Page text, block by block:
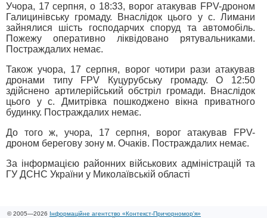
Учора, 17 серпня, о 18:33, ворог атакував FPV-дроном
Галицинівську громаду. Внаслідок цього у с. Лимани
зайнялися шість господарчих споруд та автомобіль.
Пожежу оперативно ліквідовано рятувальниками.
Постраждалих немає.
Також учора, 17 серпня, ворог чотири рази атакував
дронами типу FPV Куцурубську громаду. О 12:50
здійснено артилерійський обстріл громади. Внаслідок
цього у с. Дмитрівка пошкоджено вікна приватного
будинку. Постраждалих немає.
До того ж, учора, 17 серпня, ворог атакував FPV-
дроном берегову зону м. Очаків. Постраждалих немає.
За інформацією районних військових адміністрацій та
ГУ ДСНС України у Миколаївській області
© 2005—2026 Інформаційне агентство «Контекст-Причорномор'я»